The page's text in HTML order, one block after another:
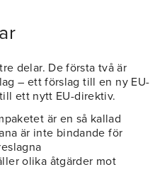
delar. De första två är
– ett förslag till en ny EU-
ett nytt EU-direktiv.
är en så kallad
är inte bindande för
olika åtgärder mot